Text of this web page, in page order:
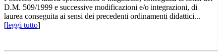
D.M. 509/1999 e successive modificazioni e/o integrazioni, di
laurea conseguita ai sensi dei precedenti ordinamenti didattici...
[leggi tutto]